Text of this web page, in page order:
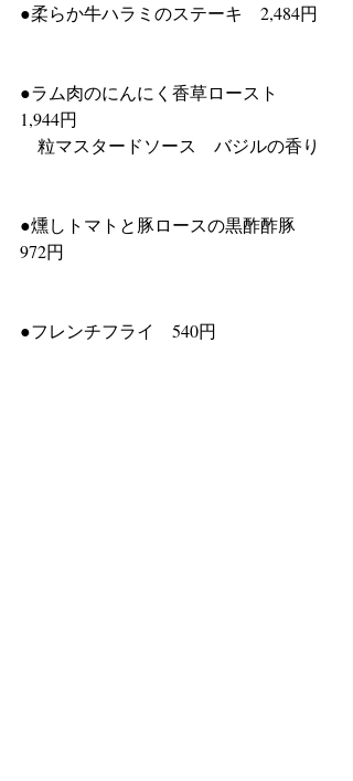
●柔らか牛ハラミのステーキ　2,484円
●ラム肉のにんにく香草ロースト
粒マスタードソース　バジルの香り
●燻しトマトと豚ロースの黒酢酢豚
972円
●フレンチフライ　540円